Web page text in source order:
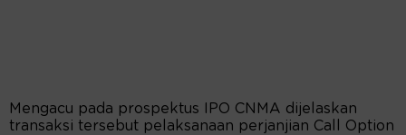
Mengacu pada prospektus IPO CNMA dijelaskan
transaksi tersebut pelaksanaan perjanjian Call Option